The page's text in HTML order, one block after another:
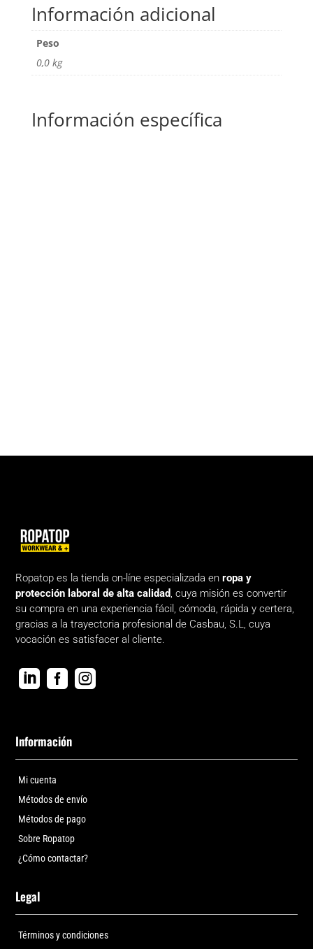
Información adicional
Peso
0,0 kg
Información específica
Ropatop es la tienda on-líne especializada enropa y
protección laboral de alta calidad, cuya misión es convertir
su compra en una experiencia fácil, cómoda, rápida y certera,
gracias a la trayectoria profesional de Casbau, S.L, cuya
vocación es satisfacer al cliente.
  
Información
Mi cuenta
Métodos de envío
Métodos de pago
Sobre Ropatop
¿Cómo contactar?
Legal
Términos y condiciones